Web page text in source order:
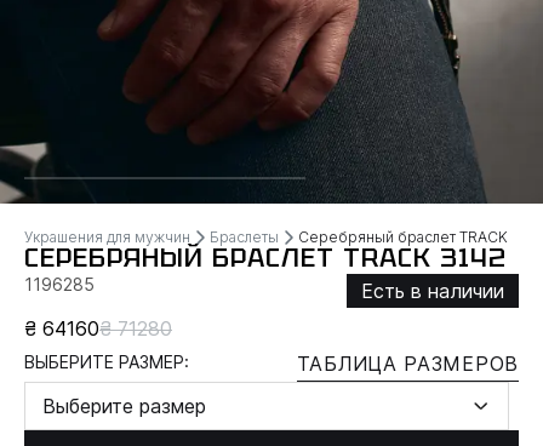
Украшения для мужчин Браслеты Серебряный браслет TRACK
СЕРЕБРЯНЫЙ БРАСЛЕТ TRACK 3142
1196285
Есть в наличии
₴ 64160₴ 71280
ВЫБЕРИТЕ РАЗМЕР:
ТАБЛИЦА РАЗМЕРОВ
Выберите размер